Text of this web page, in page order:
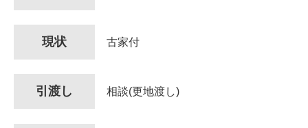
現状 古家付
引渡し 相談(更地渡し)